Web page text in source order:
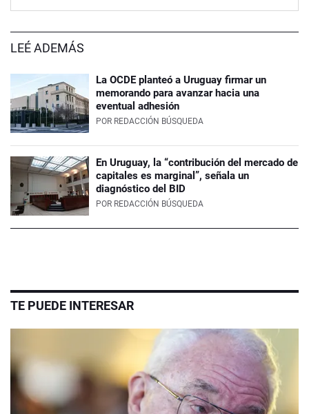
LEÉ ADEMÁS
La OCDE planteó a Uruguay firmar un
memorando para avanzar hacia una
eventual adhesión
POR REDACCIÓN BÚSQUEDA
En Uruguay, la “contribución del mercado de
capitales es marginal”, señala un
diagnóstico del BID
POR REDACCIÓN BÚSQUEDA
TE PUEDE INTERESAR